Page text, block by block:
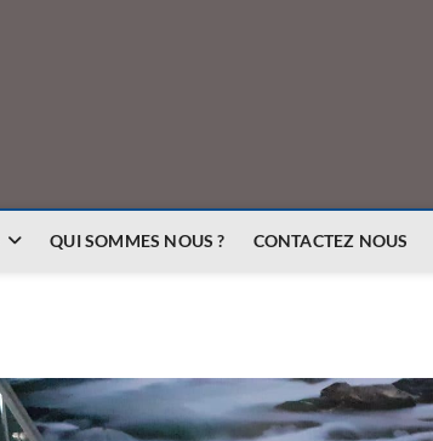
QUI SOMMES NOUS ? CONTACTEZ NOUS